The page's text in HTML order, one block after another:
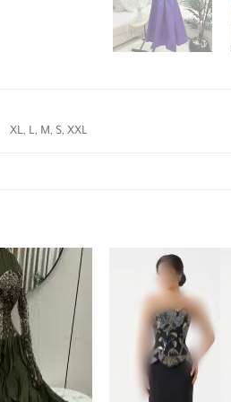
XL, L, M, S, XXL